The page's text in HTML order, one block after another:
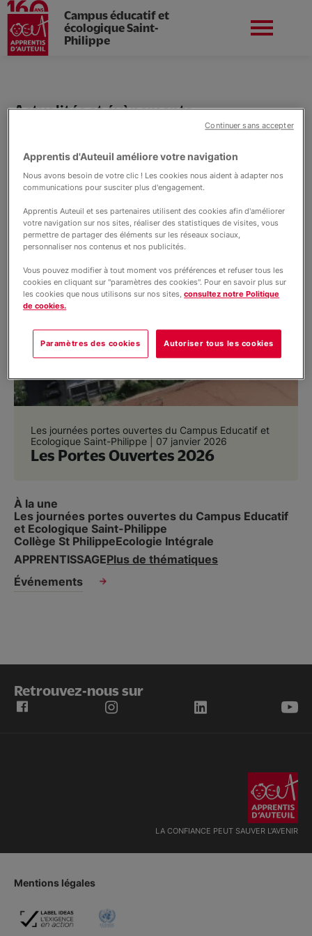
Campus éducatif et
écologique Saint-
Philippe
Vie du campus
Le collège
Nos formations professionnelles
Nous contacter
Actualités et évènements
Actualités St Philippe
Les journées portes ouvertes du Campus Educatif et
Ecologique Saint-Philippe | 07 janvier 2026
Les Portes Ouvertes 2026
À la une
Les journées portes ouvertes du Campus Educatif
et Ecologique Saint-Philippe
Collège St PhilippeEcologie Intégrale
APPRENTISSAGEPlus de thématiques
Événements
Retrouvez-nous sur
LA CONFIANCE PEUT SAUVER L'AVENIR
Mentions légales
Apprentis d'Auteuil améliore votre navigation
Nous avons besoin de votre clic ! Les cookies nous aident à adapter nos
communications pour susciter plus d'engagement.
Apprentis Auteuil et ses partenaires utilisent des cookies afin d'améliorer
votre navigation sur nos sites, réaliser des statistiques de visites, vous
permettre de partager des éléments sur les réseaux sociaux,
personnaliser nos contenus et nos publicités.
Vous pouvez modifier à tout moment vos préférences et refuser tous les
cookies en cliquant sur "paramètres des cookies". Pour en savoir plus sur
les cookies que nous utilisons sur nos sites,consultez notre Politique
de cookies.
Paramètres des cookies Autoriser tous les cookies
Continuer sans accepter